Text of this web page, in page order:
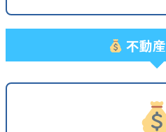
不動